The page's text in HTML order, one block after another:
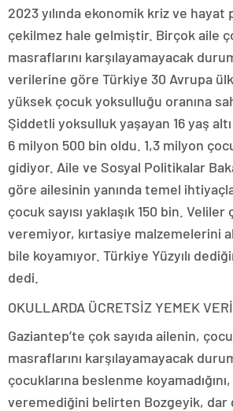
2023 yılında ekonomik kriz ve hayat
çekilmez hale gelmiştir. Birçok aile
masraflarını karşılayamayacak
verilerine göre Türkiye 30 Avrupa
yüksek çocuk yoksulluğu oranına
Şiddetli yoksulluk yaşayan 16 yaş altı
6 milyon 500 bin oldu. 1,3 milyon
gidiyor. Aile ve Sosyal Politikalar
göre ailesinin yanında temel
çocuk sayısı yaklaşık 150 bin.
veremiyor, kırtasiye malzemelerini
bile koyamıyor. Türkiye Yüzyılı
dedi.
OKULLARDA ÜCRETSİZ YEMEK
Gaziantep’te çok sayıda ailenin,
masraflarını karşılayamayacak
çocuklarına beslenme
veremediğini belirten Bozgeyik, dar